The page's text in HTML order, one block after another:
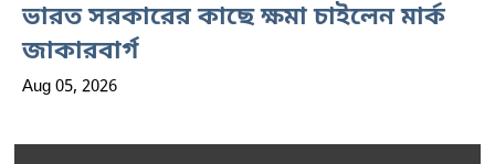
ভারত সরকারের কাছে ক্ষমা চাইলেন মার্ক
জাকারবার্গ
Aug 05, 2026